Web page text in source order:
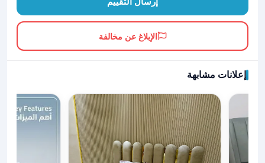
الإبلاغ عن مخالفة
إعلانات مشابهة